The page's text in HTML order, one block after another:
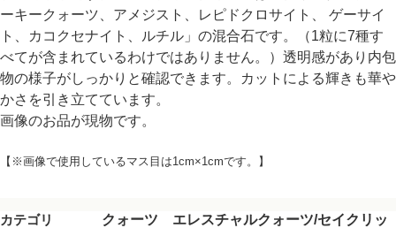
ーキークォーツ、アメジスト、レピドクロサイト、 ゲーサイ
ト、カコクセナイト、ルチル」の混合石です。（1粒に7種す
べてが含まれているわけではありません。）透明感があり内包
物の様子がしっかりと確認できます。カットによる輝きも華や
かさを引き立てています。
画像のお品が現物です。
【※画像で使用しているマス目は1cm×1cmです。】
カテゴリ
クォーツ エレスチャルクォーツ/セイクリッ